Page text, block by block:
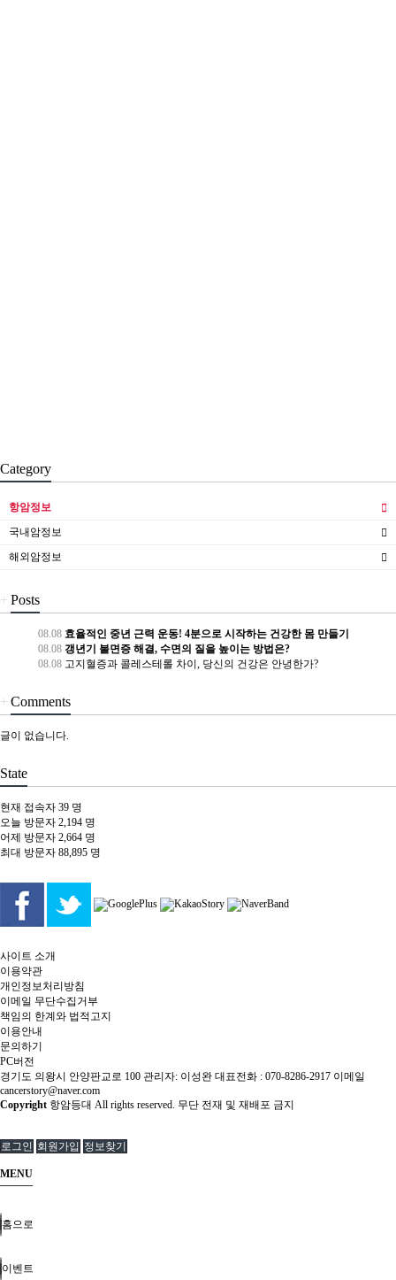
Category
항암정보
국내암정보
해외암정보
+ Posts
08.08 효율적인 중년 근력 운동! 4분으로 시작하는 건강한 몸 만들기
08.08 갱년기 불면증 해결, 수면의 질을 높이는 방법은?
08.08 고지혈증과 콜레스테롤 차이, 당신의 건강은 안녕한가?
+ Comments
글이 없습니다.
State
현재 접속자 39 명
오늘 방문자 2,194 명
어제 방문자 2,664 명
최대 방문자 88,895 명
사이트 소개
이용약관
개인정보처리방침
이메일 무단수집거부
책임의 한계와 법적고지
이용안내
문의하기
PC버전
경기도 의왕시 안양판교로 100 관리자: 이성완 대표전화 : 070-8286-2917 이메일
cancerstory@naver.com
Copyright 항암등대 All rights reserved. 무단 전재 및 재배포 금지
로그인 회원가입 정보찾기
MENU
홈으로
이벤트